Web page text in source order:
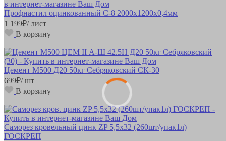
Профнастил оцинкованный С-8 2000х1200х0,4мм
1 199₽/ лист
В корзину
Цемент М500 Д20 50кг Себряковский СК-30
699₽/ шт
В корзину
Саморез кровельный цинк ZP 5,5х32 (260шт/упак1л)
ГОСКРЕП